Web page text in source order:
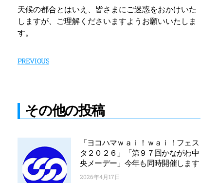
天候の都合とはいえ、皆さまにご迷惑をおかけいた
しますが、ご理解くださいますようお願いいたしま
す。
PREVIOUS
その他の投稿
「ヨコハマｗａｉ！ｗａｉ！フェス
タ２０２６」「第９７回かながわ中
央メーデー」今年も同時開催します
2026年4月17日